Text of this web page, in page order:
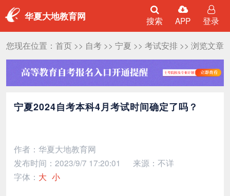
华夏大地教育网 搜索 APP 登录
您现在位置： 首页>> 自考>> 宁夏 >> 考试安排>> 浏览文章
宁夏2024自考本科4月考试时间确定了吗？
作者：华夏大地教育网
发布时间：2023/9/7 17:20:01
来源：不详
字体： 大 小